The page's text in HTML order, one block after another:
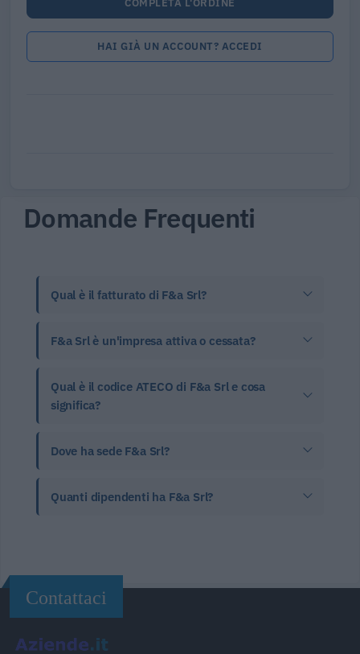
COMPLETA L'ORDINE
HAI GIÀ UN ACCOUNT? ACCEDI
Domande Frequenti
Qual è il fatturato di F&a Srl?
F&a Srl è un'impresa attiva o cessata?
Qual è il codice ATECO di F&a Srl e cosa
significa?
Dove ha sede F&a Srl?
Quanti dipendenti ha F&a Srl?
Contattaci